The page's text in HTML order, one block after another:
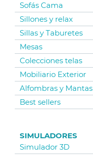
Sofás Cama
Sillones y relax
Sillas y Taburetes
Mesas
Colecciones telas
Mobiliario Exterior
Alfombras y Mantas
Best sellers
SIMULADORES
Simulador 3D